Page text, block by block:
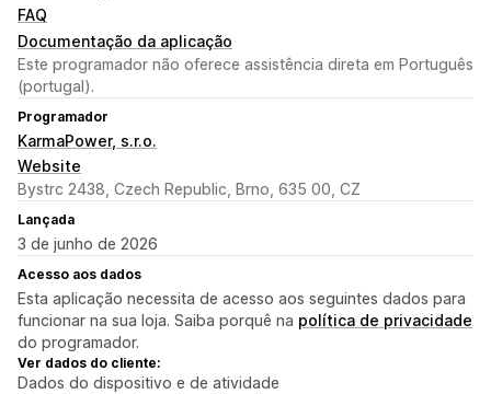
FAQ
Documentação da aplicação
Este programador não oferece assistência direta em Português
(portugal).
Programador
KarmaPower, s.r.o.
Website
Bystrc 2438, Czech Republic, Brno, 635 00, CZ
Lançada
3 de junho de 2026
Acesso aos dados
Esta aplicação necessita de acesso aos seguintes dados para
funcionar na sua loja. Saiba porquê na política de privacidade
do programador.
Ver dados do cliente:
Dados do dispositivo e de atividade